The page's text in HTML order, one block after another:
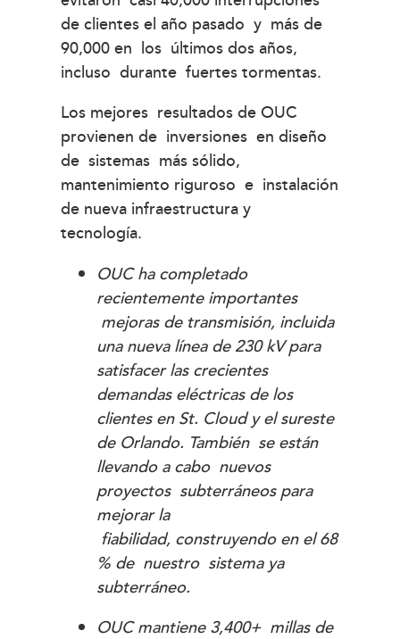
de clientes el año pasado y más de
90,000 en los últimos dos años,
incluso durante fuertes tormentas.
Los mejores resultados de OUC
provienen de inversiones en diseño
de sistemas más sólido,
mantenimiento riguroso e instalación
de nueva infraestructura y
tecnología.
OUC ha completado
recientemente importantes
mejoras de transmisión, incluida
una nueva línea de 230 kV para
satisfacer las crecientes
demandas eléctricas de los
clientes en St. Cloud y el sureste
de Orlando. También se están
llevando a cabo nuevos
proyectos subterráneos para
mejorar la
fiabilidad, construyendo en el 68
% de nuestro sistema ya
subterráneo.
OUC mantiene 3,400+ millas de